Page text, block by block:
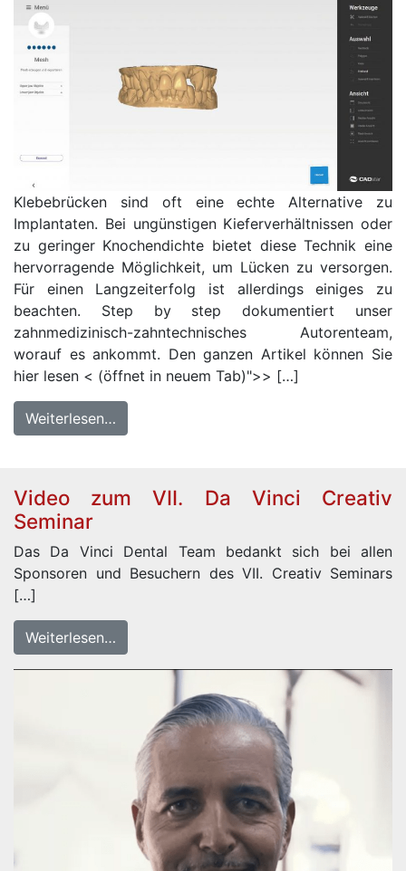
Klebebrücken sind oft eine echte Alternative zu
Implantaten. Bei ungünstigen Kieferverhältnissen oder
zu geringer Knochendichte bietet diese Technik eine
hervorragende Möglichkeit, um Lücken zu versorgen.
Für einen Langzeiterfolg ist allerdings einiges zu
beachten. Step by step dokumentiert unser
zahnmedizinisch-zahntechnisches Autorenteam,
worauf es ankommt. Den ganzen Artikel können Sie
hier lesen < (öffnet in neuem Tab)">> […]
Weiterlesen…
Video zum VII. Da Vinci Creativ
Seminar
Das Da Vinci Dental Team bedankt sich bei allen
Sponsoren und Besuchern des VII. Creativ Seminars
[…]
Weiterlesen…